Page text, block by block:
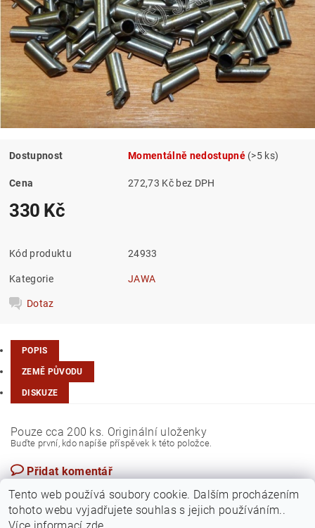
Dostupnost Momentálně nedostupné (>5 ks)
Cena 272,73 Kč bez DPH
330 Kč
Kód produktu 24933
Kategorie JAWA
Dotaz
POPIS
ZEMĚ PŮVODU
DISKUZE
Pouze cca 200 ks. Originální uloženky
Buďte první, kdo napíše příspěvek k této položce.
Přidat komentář
Tento web používá soubory cookie. Dalším procházením
tohoto webu vyjadřujete souhlas s jejich používáním..